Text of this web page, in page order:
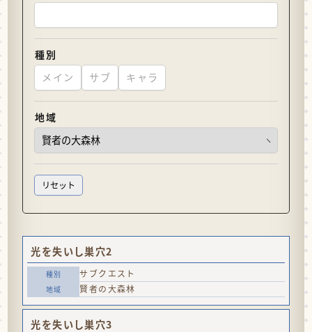
種別
メイン
サブ キャラ
地域
光を失いし巣穴2
サブクエスト
賢者の大森林
光を失いし巣穴3